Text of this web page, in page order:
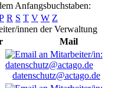
Anfangsbuchstaben:
R S T V W Z
innen der Verwaltung
Mail
datenschutz@actago.de